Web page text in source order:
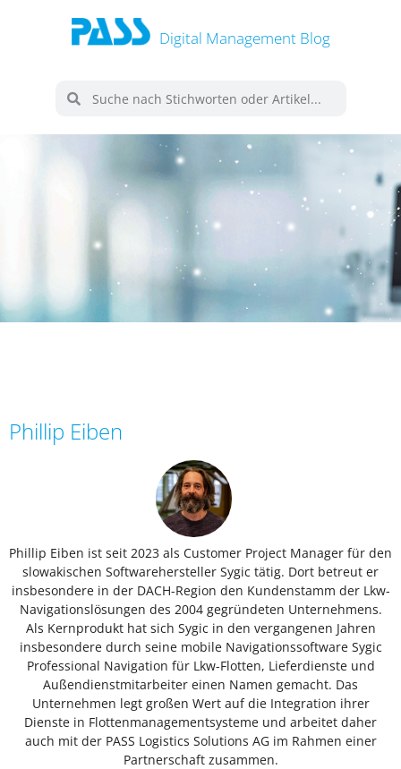
Digital Management Blog
Phillip Eiben
Phillip Eiben ist seit 2023 als Customer Project Manager für den
slowakischen Softwarehersteller Sygic tätig. Dort betreut er
insbesondere in der DACH-Region den Kundenstamm der Lkw-
Navigationslösungen des 2004 gegründeten Unternehmens.
Als Kernprodukt hat sich Sygic in den vergangenen Jahren
insbesondere durch seine mobile Navigationssoftware Sygic
Professional Navigation für Lkw-Flotten, Lieferdienste und
Außendienstmitarbeiter einen Namen gemacht. Das
Unternehmen legt großen Wert auf die Integration ihrer
Dienste in Flottenmanagementsysteme und arbeitet daher
auch mit der PASS Logistics Solutions AG im Rahmen einer
Partnerschaft zusammen.